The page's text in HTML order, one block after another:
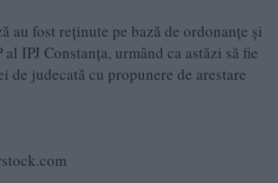
au fost reţinute pe bază de ordonanţe și
IPJ Constanța, urmând ca astăzi să fie
de judecată cu propunere de arestare